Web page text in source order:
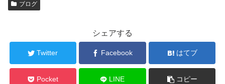
ブログ
シェアする
Twitter Facebook はてブ
Pocket LINE コピー